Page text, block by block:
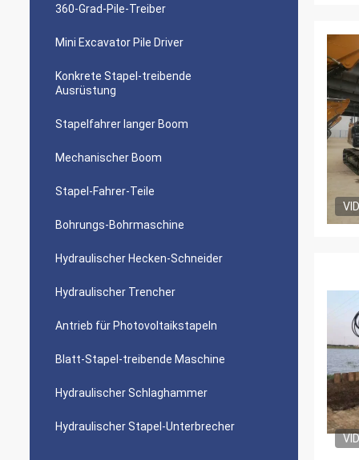
360-Grad-Pile-Treiber
Mini Excavator Pile Driver
Konkrete Stapel-treibende
Ausrüstung
Stapelfahrer langer Boom
Mechanischer Boom
Stapel-Fahrer-Teile
Bohrungs-Bohrmaschine
Hydraulischer Hecken-Schneider
Hydraulischer Trencher
Antrieb für Photovoltaikstapeln
Blatt-Stapel-treibende Maschine
Hydraulischer Schlaghammer
Hydraulischer Stapel-Unterbrecher